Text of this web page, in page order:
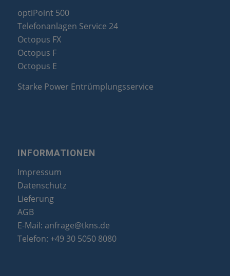
optiPoint 500
Telefonanlagen Service 24
Octopus FX
Octopus F
Octopus E
Starke Power Entrümplungsservice
INFORMATIONEN
Impressum
Datenschutz
Lieferung
AGB
E-Mail: anfrage@tkns.de
Telefon: +49 30 5050 8080